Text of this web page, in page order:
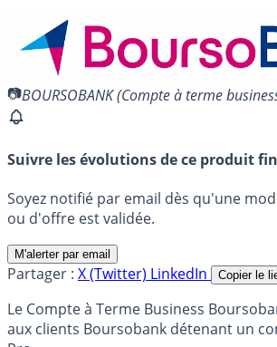
BOURSOBANK (Compte à terme
Suivre les évolutions de ce produit
Soyez notifié par email dès qu'une
ou d'offre est validée.
M'alerter par email
Partager : X (Twitter) LinkedIn Copier le
Le Compte à Terme Business
aux clients Boursobank détenant un